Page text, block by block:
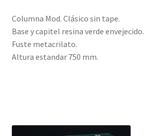
Columna Mod. Clásico sin tape.
Base y capitel resina verde envejecido.
Fuste metacrilato.
Altura estandar 750 mm.